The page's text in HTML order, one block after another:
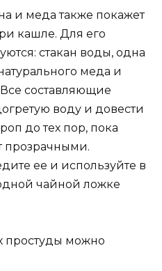
и меда также покажет
кашле. Для его
стакан воды, одна
меда и
составляющие
воду и довести
до тех пор, пока
прозрачными.
ее и используйте в
чайной ложке
простуды можно